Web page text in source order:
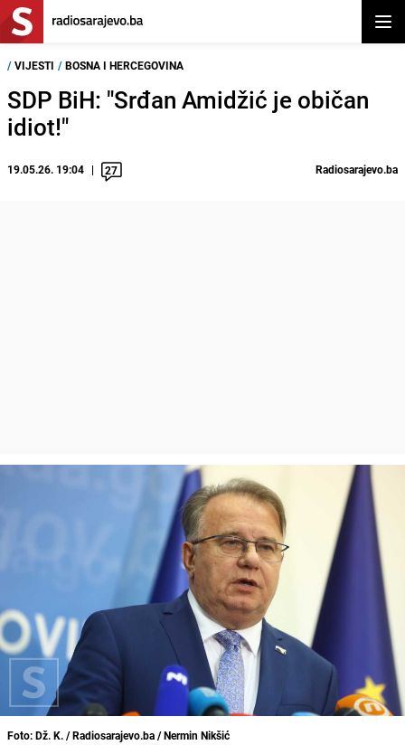
/ VIJESTI / BOSNA I HERCEGOVINA
SDP BiH: "Srđan Amidžić je običan
idiot!"
19.05.26. 19:04 27 Radiosarajevo.ba
Foto: Dž. K. / Radiosarajevo.ba / Nermin Nikšić